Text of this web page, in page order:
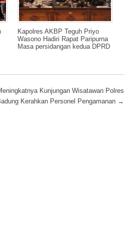
Kapolres AKBP Teguh Priyo
Wasono Hadiri Rapat Paripurna
Masa persidangan kedua DPRD
Kunjungan Wisatawan Polres
Kerahkan Personel Pengamanan →